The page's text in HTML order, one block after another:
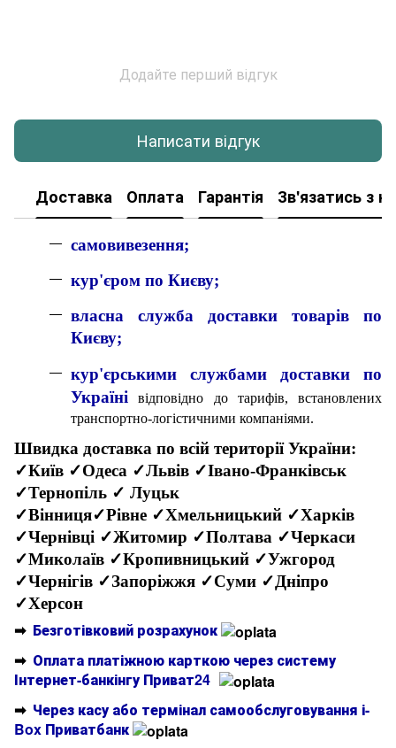
Додайте перший відгук
Написати відгук
Доставка Оплата Гарантія Зв'язатись з
самовивезення;
кур'єром по Києву;
власна служба доставки товарів по
Києву;
кур'єрськими службами доставки по
Україні
відповідно до тарифів, встановлених
транспортно-логістичними компаніями.
Швидка доставка по всій території України:
✓Київ ✓Одеса ✓Львів ✓Івано-Франківськ
✓Тернопіль ✓ Луцьк
✓Вінниця✓Рівне ✓Хмельницький ✓Харків
✓Чернівці ✓Житомир ✓Полтава ✓Черкаси
✓Миколаїв ✓Кропивницький ✓Ужгород
✓Чернігів ✓Запоріжжя ✓Суми ✓Дніпро
✓Херсон
➡ Безготівковий розрахунок
➡ Оплата платіжною карткою через систему
Інтернет-банкінгу Приват24
➡ Через касу або термінал самообслуговування і-
Box Приватбанк